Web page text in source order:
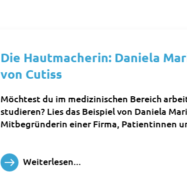
Die Hautmacherin: Daniela
von Cutiss
Möchtest du im medizinischen Bereich
studieren? Lies das Beispiel von Daniela
Mitbegründerin einer Firma, Patientinnen
Weiterlesen...